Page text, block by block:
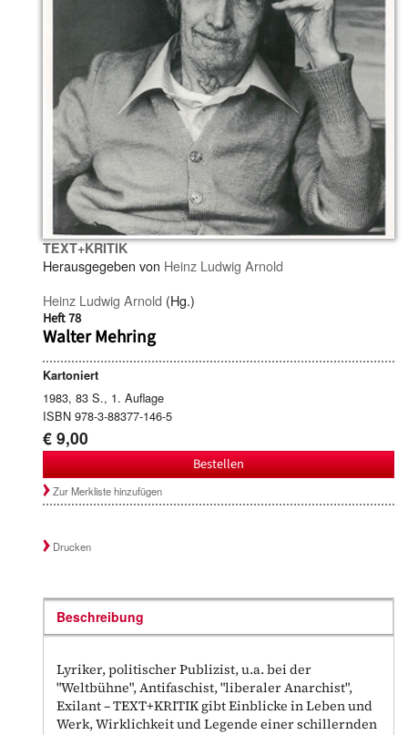
TEXT+KRITIK
Herausgegeben von Heinz Ludwig Arnold
Heinz Ludwig Arnold (Hg.)
Heft 78
Walter Mehring
Kartoniert
1983, 83 S., 1. Auflage
ISBN 978-3-88377-146-5
€ 9,00
Bestellen
Zur Merkliste hinzufügen
Drucken
Beschreibung
Lyriker, politischer Publizist, u.a. bei der
"Weltbühne", Antifaschist, "liberaler Anarchist",
Exilant – TEXT+KRITIK gibt Einblicke in Leben und
Werk, Wirklichkeit und Legende einer schillernden